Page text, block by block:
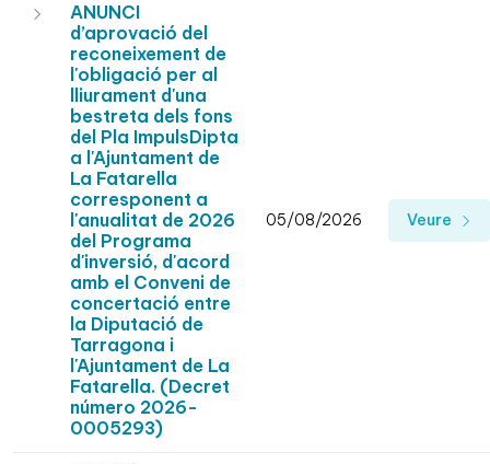
ANUNCI
d’aprovació del
reconeixement de
l'obligació per al
lliurament d'una
bestreta dels fons
del Pla ImpulsDipta
a l'Ajuntament de
La Fatarella
corresponent a
l'anualitat de 2026
del Programa
d'inversió, d'acord
amb el Conveni de
concertació entre
la Diputació de
Tarragona i
l'Ajuntament de La
Fatarella. (Decret
número 2026-
0005293)
05/08/2026 Veure